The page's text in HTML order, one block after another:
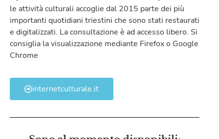
le attività culturali accoglie dal 2015 parte dei più
importanti quotidiani triestini che sono stati restaurati
e digitalizzati. La consultazione è ad accesso libero. Si
consiglia la visualizzazione mediante Firefox o Google
Chrome
internetculturale.it